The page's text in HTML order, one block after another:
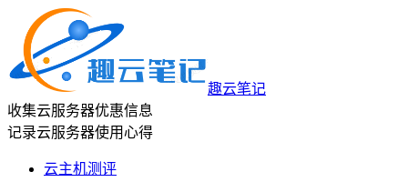
趣云笔记
收集云服务器优惠信息
记录云服务器使用心得
云主机测评